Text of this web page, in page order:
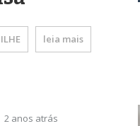
leia mais
2 anos atrás